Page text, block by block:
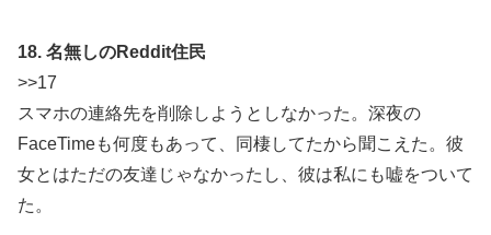
18. 名無しのReddit住民
>>17
スマホの連絡先を削除しようとしなかった。深夜の
FaceTimeも何度もあって、同棲してたから聞こえた。彼
女とはただの友達じゃなかったし、彼は私にも嘘をついて
た。